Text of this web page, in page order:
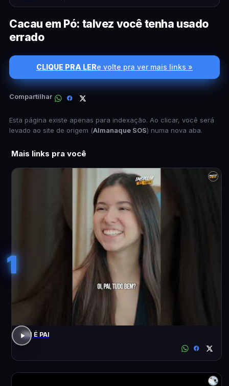
Cacau em Pó: talvez você tenha usado
errado
CLIQUE PRA LERe volte pra ver mais links »
Compartilhar
Esta página existe apenas para indexação. Ao clicar, você será
levado ao site de origem (Almanaque SOS) numa nova aba.
Mais links pra você
1
PAI É PAI